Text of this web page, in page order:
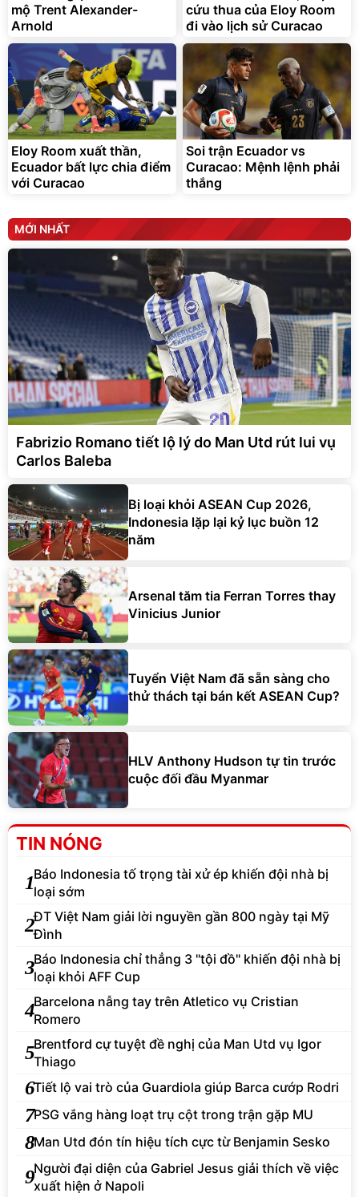
G-FORCE VIETNA
mộ Trent Alexander-
Arnold
cứu thua của Eloy Room
đi vào lịch sử Curacao
Eloy Room xuất thần,
Ecuador bất lực chia điểm
với Curacao
Soi trận Ecuador vs
Curacao: Mệnh lệnh phải
thắng
MỚI NHẤT
Fabrizio Romano tiết lộ lý do Man Utd rút lui vụ
Carlos Baleba
Bị loại khỏi ASEAN Cup 2026,
Indonesia lặp lại kỷ lục buồn 12
năm
Arsenal tăm tia Ferran Torres thay
Vinicius Junior
Tuyển Việt Nam đã sẵn sàng cho
thử thách tại bán kết ASEAN Cup?
HLV Anthony Hudson tự tin trước
cuộc đối đầu Myanmar
TIN NÓNG
1Báo Indonesia tố trọng tài xử ép khiến đội nhà bị
loại sớm
2ĐT Việt Nam giải lời nguyền gần 800 ngày tại Mỹ
Đình
3Báo Indonesia chỉ thẳng 3 "tội đồ" khiến đội nhà bị
loại khỏi AFF Cup
4Barcelona nẫng tay trên Atletico vụ Cristian
Romero
5Brentford cự tuyệt đề nghị của Man Utd vụ Igor
Thiago
6Tiết lộ vai trò của Guardiola giúp Barca cướp Rodri
7PSG vắng hàng loạt trụ cột trong trận gặp MU
8Man Utd đón tín hiệu tích cực từ Benjamin Sesko
9Người đại diện của Gabriel Jesus giải thích về việc
xuất hiện ở Napoli